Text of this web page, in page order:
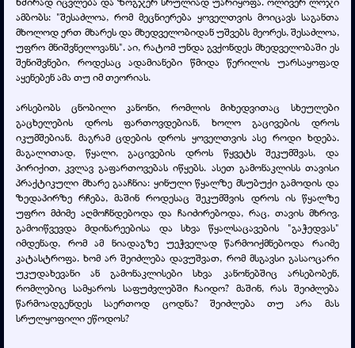
ამბობს: "შესაძლოა, რომ მეცნიერება ყოველთვის მოიცავს საგანთა
მხოლოდ ერთ მხარეს და მხედველობიდან უშვებს მეორეს, შესაძლოა,
უფრო მნიშვნელოვანს". აი, რატომ უნდა გვქონდეს მხედველობაში ეს
შენიშვნები, როდესაც ადამიანები წმიდა წერილის უარსაყოფად
აყენებენ ამა თუ იმ თეორიას.
არსებობს ცნობილი კანონი, რომლის მიხედვითაც სხეულები
გაცხელების დროს ფართოვდებიან, ხოლო გაცივების დროს
იკუმშებიან. მაგრამ ცდების დროს ყოველთვის ასე როდი ხდება.
მაგალითად, წყალი, გაცივების დროს წყვეტს შეკუმშვას, და
პირიქით, კვლავ გაფართოვებას იწყებს. ასეთ გამონაკლისს თავისი
პრაქტიკული მხარე გააჩნია: ყინული წყალზე მსუბუქი გამოდის და
ზედაპირზე რჩება, მაშინ როდესაც შეკუმშვის დროს ის წყალზე
უფრო მძიმე აღმოჩნდებოდა და ჩაიძირებოდა, რაც, თავის მხრივ,
გამოიწვევდა მდინარეებისა და სხვა წყალსაცავების "გაჭედვას"
იმდენად, რომ ამ ნიადაგზე უეჭველად წარმოიქმნებოდა რაიმე
კატასტროფა. ხომ არ შეიძლება დავუშვათ, რომ მსგავსი გასაოცარი
უკუდახევანი ან გამონაკლისები სხვა კანონებშიც არსებობენ,
რომლებიც სამყაროს საფუძვლებში ჩაიდო? მაშინ, რას შეიძლება
წარმოადგენდეს საერთოდ ცოდნა? შეიძლება თუ არა მას
სრულყოფილი ეწოდოს?